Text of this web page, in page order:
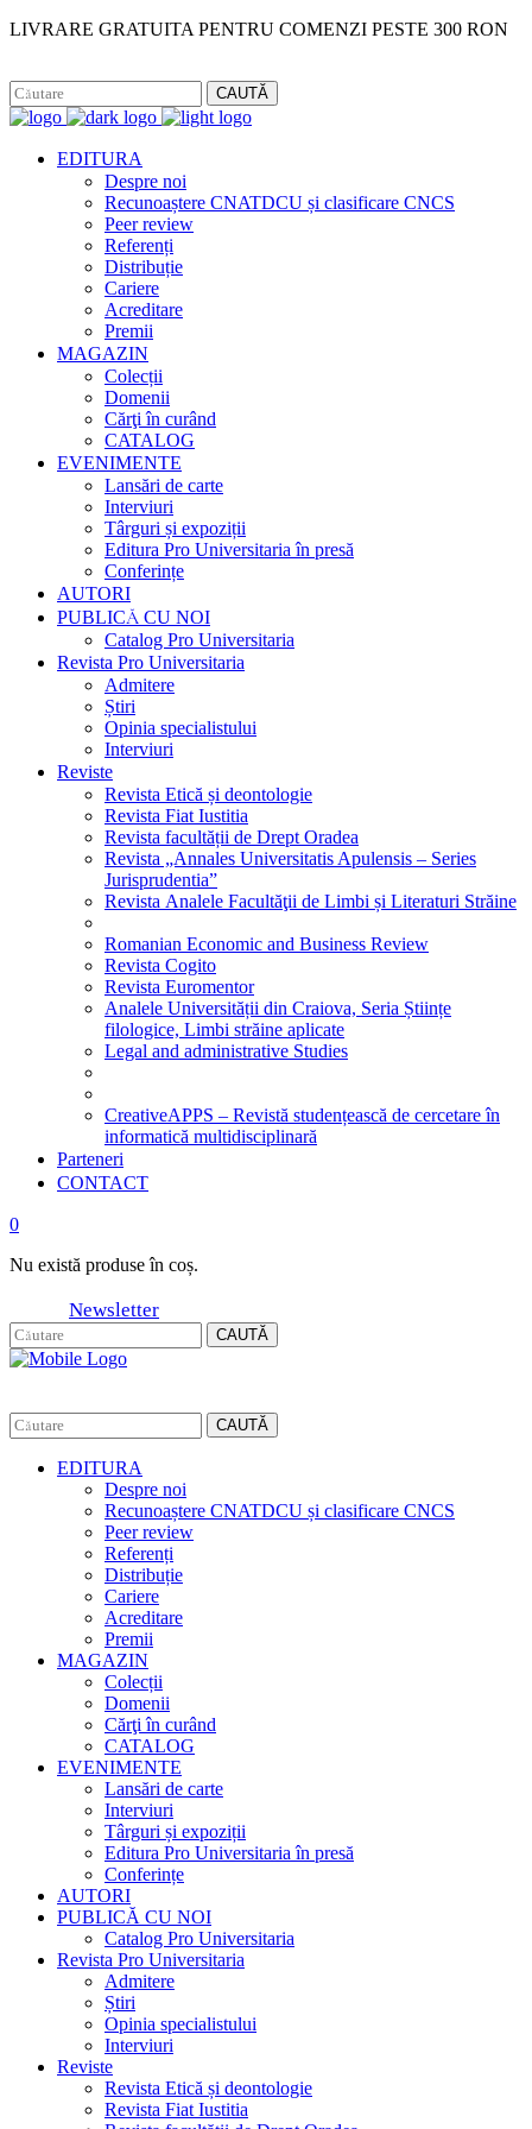
LIVRARE GRATUITA PENTRU COMENZI PESTE 300 RON
CAUTĂ
EDITURA
Despre noi
Recunoaștere CNATDCU și clasificare CNCS
Peer review
Referenți
Distribuție
Cariere
Acreditare
Premii
MAGAZIN
Colecții
Domenii
Cărţi în curând
CATALOG
EVENIMENTE
Lansări de carte
Interviuri
Târguri și expoziții
Editura Pro Universitaria în presă
Conferințe
AUTORI
PUBLICĂ CU NOI
Catalog Pro Universitaria
Revista Pro Universitaria
Admitere
Știri
Opinia specialistului
Interviuri
Reviste
Revista Etică și deontologie
Revista Fiat Iustitia
Revista facultății de Drept Oradea
Revista „Annales Universitatis Apulensis – Series
Jurisprudentia”
Revista Analele Facultăţii de Limbi și Literaturi Străine
Romanian Economic and Business Review
Revista Cogito
Revista Euromentor
Analele Universității din Craiova, Seria Științe
filologice, Limbi străine aplicate
Legal and administrative Studies
CreativeAPPS – Revistă studențească de cercetare în
informatică multidisciplinară
Parteneri
CONTACT
0
Nu există produse în coș.
Newsletter
CAUTĂ
CAUTĂ
EDITURA
Despre noi
Recunoaștere CNATDCU și clasificare CNCS
Peer review
Referenți
Distribuție
Cariere
Acreditare
Premii
MAGAZIN
Colecții
Domenii
Cărţi în curând
CATALOG
EVENIMENTE
Lansări de carte
Interviuri
Târguri și expoziții
Editura Pro Universitaria în presă
Conferințe
AUTORI
PUBLICĂ CU NOI
Catalog Pro Universitaria
Revista Pro Universitaria
Admitere
Știri
Opinia specialistului
Interviuri
Reviste
Revista Etică și deontologie
Revista Fiat Iustitia